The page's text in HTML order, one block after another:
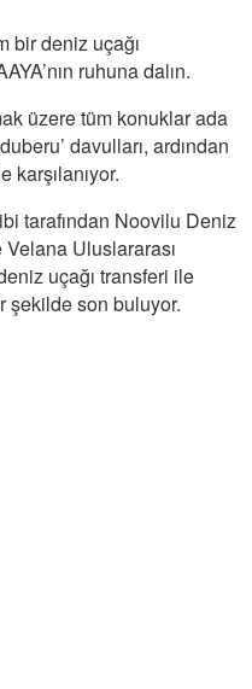
bir deniz uçağı
ruhuna dalın.
üzere tüm konuklar ada
davulları, ardından
karşılanıyor.
tarafından Noovilu Deniz
Velana Uluslararası
uçağı transferi ile
şekilde son buluyor.